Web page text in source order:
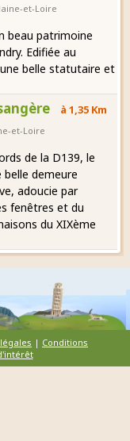
et-Loire
beau patrimoine
Edifiée au
belle statutaire et
à 1,35 Km
et-Loire
de la D139, le
demeure
adoucie par
fenêtres et du
du XIXème
| Conditions